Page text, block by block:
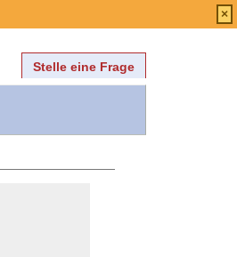
Stelle eine Frage
×